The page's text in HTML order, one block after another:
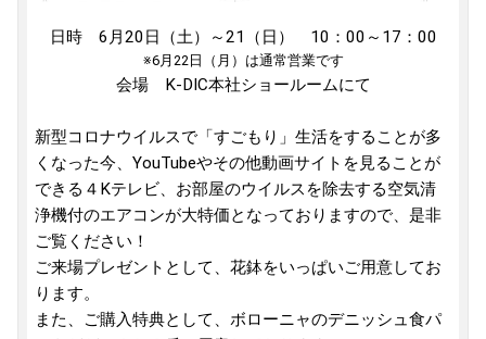
日時 6月20日（土）～21（日） 10：00～17：00
※6月22日（月）は通常営業です
会場 K-DIC本社ショールームにて
新型コロナウイルスで「すごもり」生活をすることが多
くなった今、YouTubeやその他動画サイトを見ることが
できる４Kテレビ、お部屋のウイルスを除去する空気清
浄機付のエアコンが大特価となっておりますので、是非
ご覧ください！
ご来場プレゼントとして、花鉢をいっぱいご用意してお
ります。
また、ご購入特典として、ボローニャのデニッシュ食パ